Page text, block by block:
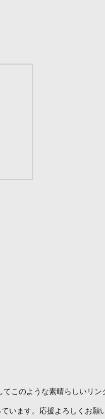
このような素晴らしいリ
ます。応援よろしくお願